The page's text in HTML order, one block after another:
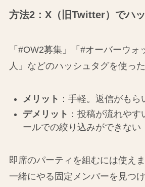
方法2：X（旧Twitter）でハ
「#OW2募集」「#オーバーウォ
人」などのハッシュタグを使っ
メリット ：手軽。返信がもら
デメリット ：投稿が流れや
ールでの絞り込みができない
即席のパーティを組むには使え
一緒にやる固定メンバーを見つ